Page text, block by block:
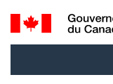
Recherche
et